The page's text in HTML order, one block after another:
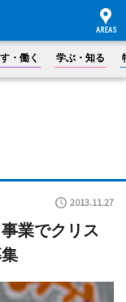
・働く 学ぶ・知る
2013.11.27
業でクリス